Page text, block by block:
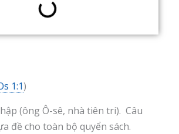
1:1)
(ông Ô-sê, nhà tiên tri). Câu
đề cho toàn bộ quyển sách.